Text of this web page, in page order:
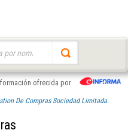
ofrecida por
De Compras Sociedad Limitada.